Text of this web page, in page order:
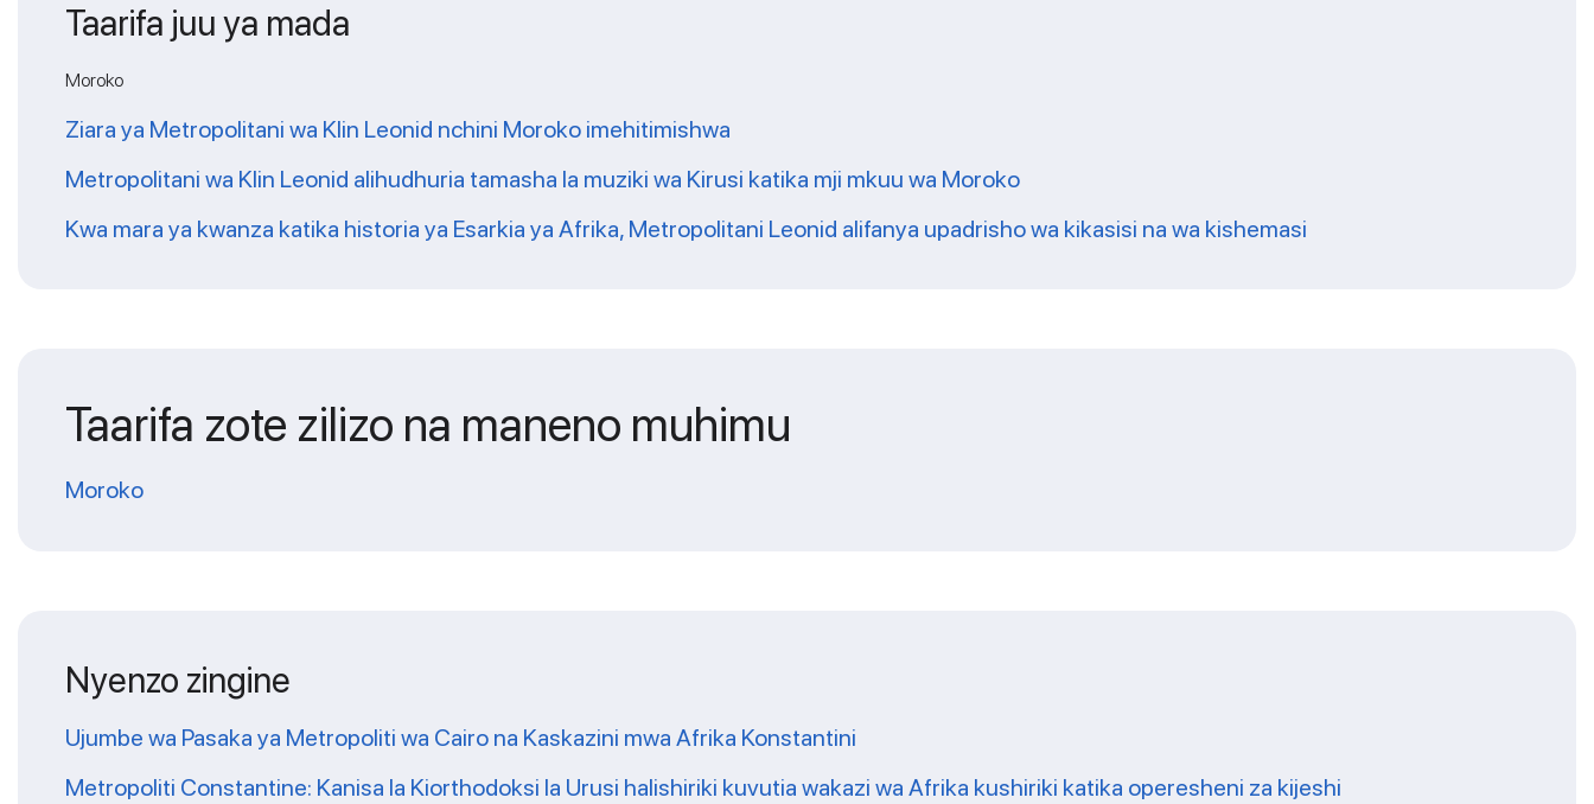
Taarifa juu ya mada
Moroko
Ziara ya Metropolitani wa Klin Leonid nchini Moroko imehitimishwa
Metropolitani wa Klin Leonid alihudhuria tamasha la muziki wa Kirusi katika mji mkuu wa Moroko
Kwa mara ya kwanza katika historia ya Esarkia ya Afrika, Metropolitani Leonid alifanya upadrisho wa kikasisi na wa kishemasi
Taarifa zote zilizo na maneno muhimu
Moroko
Nyenzo zingine
Ujumbe wa Pasaka ya Metropoliti wa Cairo na Kaskazini mwa Afrika Konstantini
Metropoliti Constantine: Kanisa la Kiorthodoksi la Urusi halishiriki kuvutia wakazi wa Afrika kushiriki katika operesheni za kijeshi